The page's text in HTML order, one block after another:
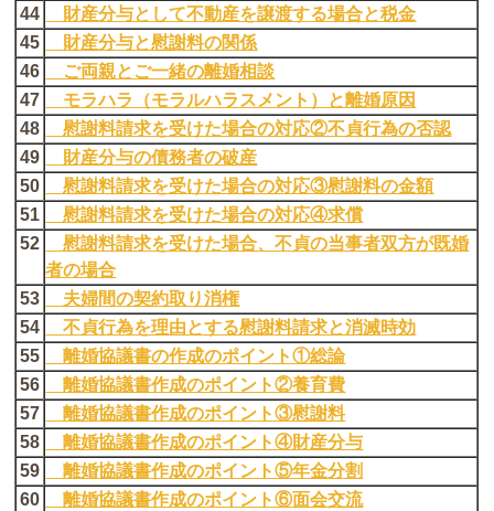
44
財産分与として不動産を譲渡する場合と税金
45
財産分与と慰謝料の関係
46
ご両親とご一緒の離婚相談
47
モラハラ（モラルハラスメント）と離婚原因
48
慰謝料請求を受けた場合の対応②不貞行為の否認
49
財産分与の債務者の破産
50
慰謝料請求を受けた場合の対応③慰謝料の金額
51
慰謝料請求を受けた場合の対応④求償
52
慰謝料請求を受けた場合、不貞の当事者双方が既婚
者の場合
53
夫婦間の契約取り消権
54
不貞行為を理由とする慰謝料請求と消滅時効
55
離婚協議書の作成のポイント①総論
56
離婚協議書作成のポイント②養育費
57
離婚協議書作成のポイント③慰謝料
58
離婚協議書作成のポイント④財産分与
59
離婚協議書作成のポイント⑤年金分割
60
離婚協議書作成のポイント⑥面会交流